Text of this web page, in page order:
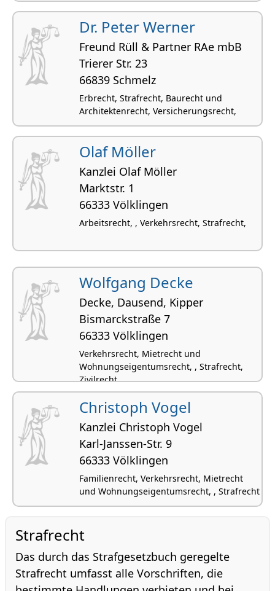
Dr. Peter Werner
Freund Rüll & Partner RAe mbB
Trierer Str. 23
66839 Schmelz
Erbrecht, Strafrecht, Baurecht und
Architektenrecht, Versicherungsrecht,
Olaf Möller
Kanzlei Olaf Möller
Marktstr. 1
66333 Völklingen
Arbeitsrecht, , Verkehrsrecht, Strafrecht,
Wolfgang Decke
Decke, Dausend, Kipper
Bismarckstraße 7
66333 Völklingen
Verkehrsrecht, Mietrecht und
Wohnungseigentumsrecht, , Strafrecht,
Zivilrecht
Christoph Vogel
Kanzlei Christoph Vogel
Karl-Janssen-Str. 9
66333 Völklingen
Familienrecht, Verkehrsrecht, Mietrecht
und Wohnungseigentumsrecht, , Strafrecht
Strafrecht
Das durch das Strafgesetzbuch geregelte
Strafrecht umfasst alle Vorschriften, die